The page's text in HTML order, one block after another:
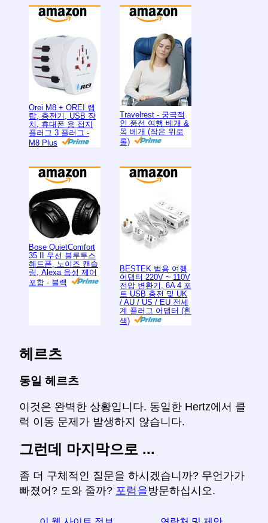
Orei M8 + OREI 랩
탑, 충전기, USB 장
치, 휴대폰 용 접지
플러그 3 플러그 -
M8 Plus
Travelrest - 궁극적
인 풍선 여행 베개 &
목 베개 (작은 위로
롤)
Bose QuietComfort
35 II 무선 블루투스
헤드폰, 노이즈 캔슬
링, Alexa 음성 제어
포함 - 블랙
BESTEK 범용 여행
어댑터 220V ~ 110V
전압 변환기, 6A 4 포
트 USB 충전 및 UK
/ AU / US / EU 전세
계 플러그 어댑터 (흰
색)
헤르츠
동일 헤르츠
이것은 완벽한 상황입니다. 동일한 Hertz에서 클
럭 이동 문제가 발생하지 않습니다.
그런데 마지막으로 ...
좀 더 구체적인 질문을 하시겠습니까? 무언가가
빠졌어? 도와 줄까? 포럼을방문하십시오.